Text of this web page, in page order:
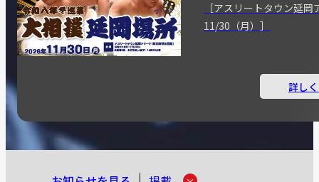
［アスリートタウン延
11/30（月）］
詳し